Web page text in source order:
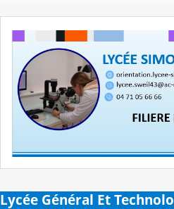
Lycée Général Et